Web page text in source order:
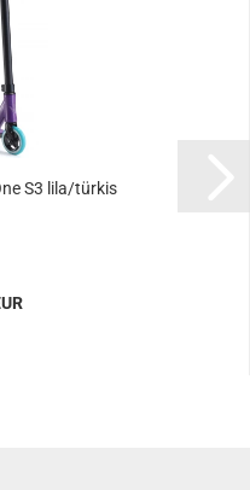
S3 lila/türkis